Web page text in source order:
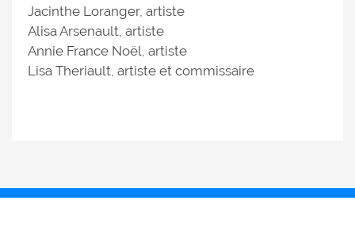
Jacinthe Loranger, artiste
Alisa Arsenault, artiste
Annie France Noël, artiste
Lisa Theriault, artiste et commissaire